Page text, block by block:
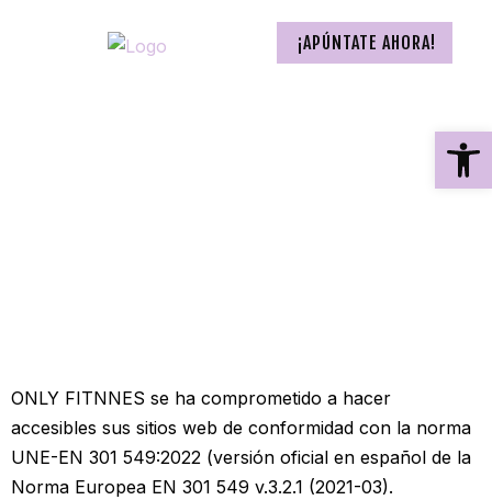
¡APÚNTATE AHORA!
ONLY FITNNES se ha comprometido a hacer
accesibles sus sitios web de conformidad con la norma
UNE-EN 301 549:2022 (versión oficial en español de la
Norma Europea EN 301 549 v.3.2.1 (2021-03).